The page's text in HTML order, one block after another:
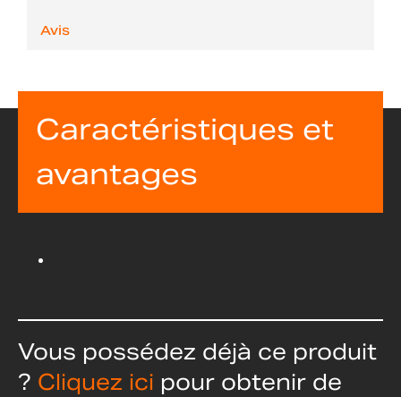
Avis
Caractéristiques et
avantages
Vous possédez déjà ce produit
? Cliquez ici pour obtenir de